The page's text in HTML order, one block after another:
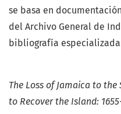
se basa en
del Archivo General de
bibliografía
The Loss of Jamaica to
to Recover the Island: